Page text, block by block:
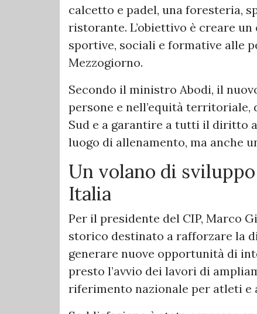
calcetto e padel, una foresteria,
ristorante. L’obiettivo è creare
sportive, sociali e formative alle
Mezzogiorno.
Secondo il ministro Abodi, il
persone e nell’equità
Sud e a garantire a tutti il diritto
luogo di allenamento, ma anche
Un volano di
Italia
Per il presidente del CIP, Marco
storico destinato a rafforzare la
generare nuove opportunità di
presto l’avvio dei lavori di
riferimento nazionale per atleti e